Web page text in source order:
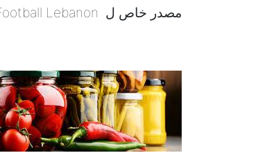
مصدر خاص ل Football Lebanon يؤكد إنسحاب العهد من بطولة كأس الاضحى